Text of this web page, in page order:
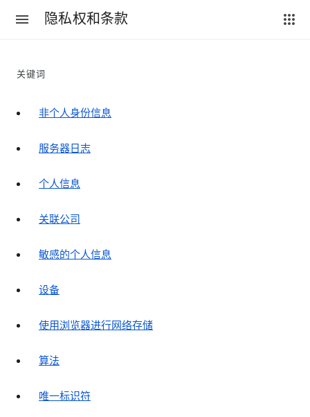
隐私权和条款
关键词
非个人身份信息
服务器日志
个人信息
关联公司
敏感的个人信息
设备
使用浏览器进行网络存储
算法
唯一标识符